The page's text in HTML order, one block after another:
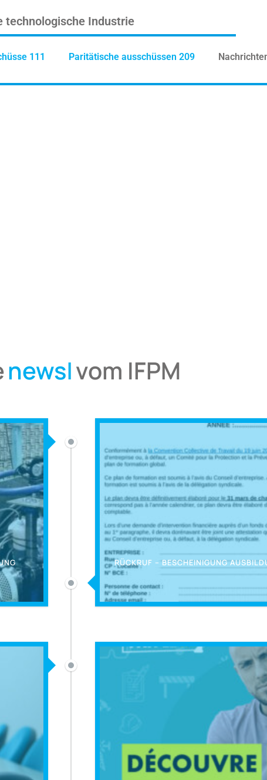
technologische Industrie
111 Paritätische ausschüssen 209
news vom IFPM
RÜCKRUF – BESCHEINIGUNG